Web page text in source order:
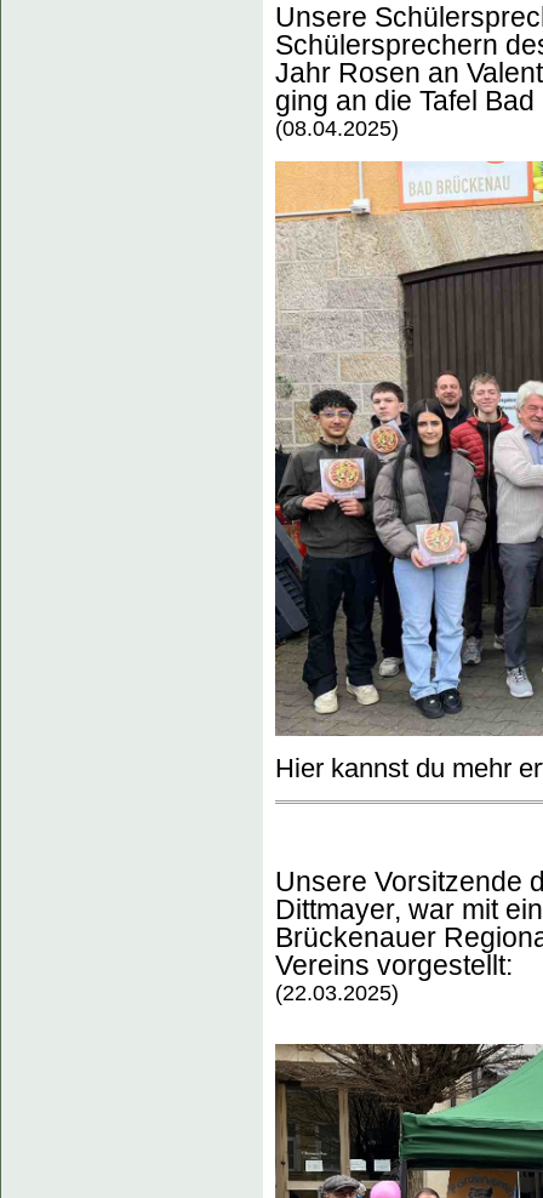
Unsere
Schülersprechern
Jahr Rosen an
ging an die Tafel
(08.04.2025)
Hier kannst du mehr
Unsere Vorsitzende
Dittmayer, war mit
Brückenauer
Vereins vorgestellt:
(22.03.2025)